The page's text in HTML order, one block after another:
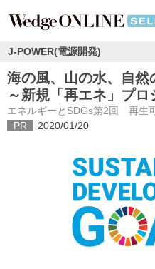
J-POWER(電源開発)
海の風、山の水、自然
～新規「再エネ」プロ
エネルギーとSDGs第2回 再生
PR
2020/01/20